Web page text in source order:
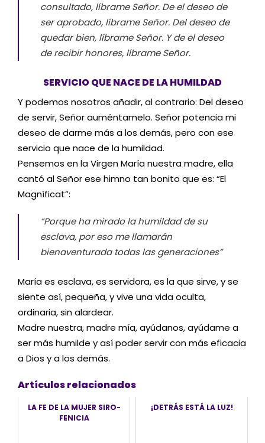
consultado, líbrame Señor. De el deseo de
ser aprobado, líbrame Señor. Del deseo de
quedar bien, líbrame Señor. Y de el deseo
de recibir honores, líbrame Señor.
SERVICIO QUE NACE DE LA HUMILDAD
Y podemos nosotros añadir, al contrario: Del deseo
de servir, Señor auméntamelo. Señor potencia mi
deseo de darme más a los demás, pero con ese
servicio que nace de la humildad.
Pensemos en la Virgen María nuestra madre, ella
cantó al Señor ese himno tan bonito que es: “El
Magníficat”:
“Porque ha mirado la humildad de su
esclava, por eso me llamarán
bienaventurada todas las generaciones”
María es esclava, es servidora, es la que sirve, y se
siente así, pequeña, y vive una vida oculta,
ordinaria, sin alardear.
Madre nuestra, madre mía, ayúdanos, ayúdame a
ser más humilde y así poder servir con más eficacia
a Dios y a los demás.
Artículos relacionados
LA FE DE LA MUJER SIRO-
FENICIA
¡DETRÁS ESTÁ LA LUZ!